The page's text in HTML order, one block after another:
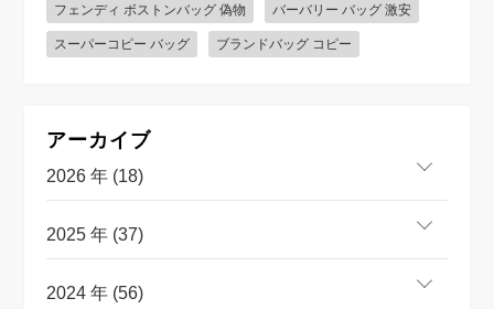
フェンディ ボストンバッグ 偽物 バーバリー バッグ 激安
スーパーコピー バッグ ブランドバッグ コピー
アーカイブ
2026 年 (18)
2025 年 (37)
2024 年 (56)